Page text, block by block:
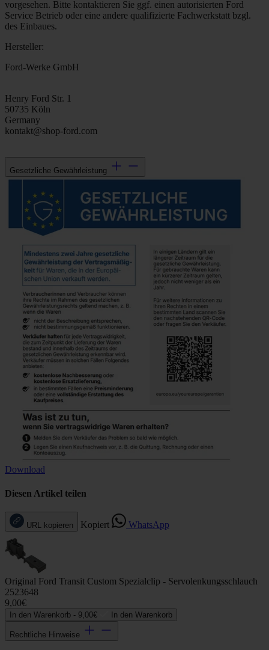
vorgesehen. Bitte kontaktieren Sie ggf. einen autorisierten Ford
Service Betrieb oder eine andere qualifizierte Fachwerkstatt bzgl.
des Einbaues.
Hersteller:
Ford-Werke GmbH
Henry Ford Str. 1
50735 Köln
Germany
kontakt@shop-ford.com
Gesetzliche Gewährleistung
Download
Diesen Artikel teilen
URL kopieren Kopiert WhatsApp
Original Ford Transit Custom Spezialclip - Servolenkungsschlauch
2523648
9,00€
In den Warenkorb - 9,00€ In den Warenkorb
Rechtliche Hinweise